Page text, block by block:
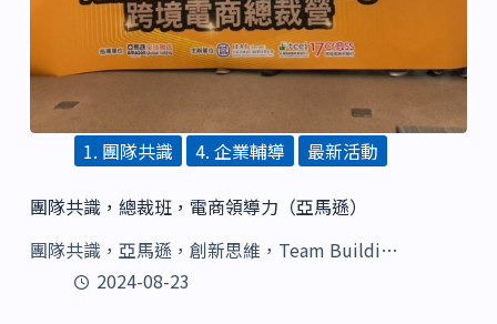
1. 團隊共識 4. 企業輔導 最新活動
團隊共識，總裁班，電商領導力（亞馬遜）
團隊共識，亞馬遜，創新思維，Team Buildi…
2024-08-23